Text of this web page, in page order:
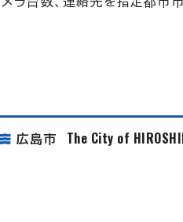
広島市 The City of